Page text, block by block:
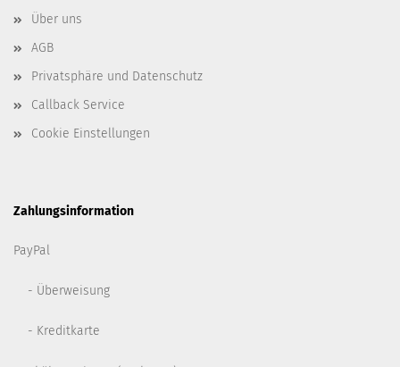
Über uns
AGB
Privatsphäre und Datenschutz
Callback Service
Cookie Einstellungen
Zahlungsinformation
PayPal
- Überweisung
- Kreditkarte